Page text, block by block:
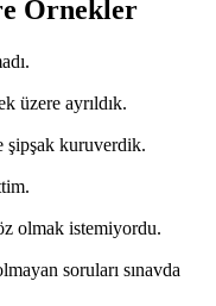
Örnekler
üzere ayrıldık.
şipşak kuruverdik.
olmak istemiyordu.
soruları sınavda